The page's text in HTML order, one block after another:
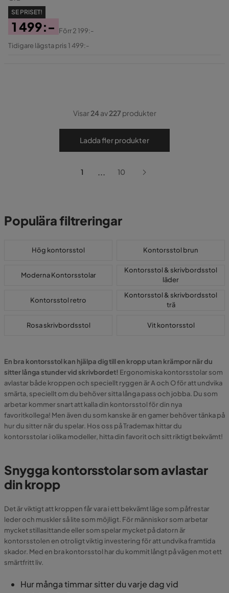
SE PRISET!
Pris
1 499:-
Original
Förr2 199:-
Tidigare lägsta pris 1 499:-
Visar24av227 produkter
Ladda fler produkter
1 ... 10
Populära filtreringar
Hög kontorsstol Kontorsstol brun
Moderna Kontorsstolar
Kontorsstol & skrivbordsstol
läder
Kontorsstol retro
Kontorsstol & skrivbordsstol
trä
Rosa skrivbordsstol Vit kontorsstol
En bra kontorsstol kan hjälpa dig till en kropp utan krämpor när du
sitter långa stunder vid skrivbordet! Ergonomiska kontorsstolar som
avlastar både kroppen och speciellt ryggen är A och O för att undvika
smärta, speciellt om du behöver sitta långa pass och jobba. Du som
arbetar kommer snart att kalla din kontorsstol för din nya
favoritkollega! Men även du som kanske är en gamer behöver tänka på
hur du sitter när du spelar. Hos oss på Trademax hittar du
kontorsstolar i olika modeller, hitta din favorit och sitt riktigt bekvämt!
Snygga kontorsstolar som avlastar
din kropp
Det är viktigt att kroppen får vara i ett bekvämt läge som påfrestar
leder och muskler så lite som möjligt. För människor som arbetar
mycket stillasittande eller som spelar mycket på datorn är
kontorsstolen en otroligt viktig investering för att undvika framtida
skador. Med en bra kontorsstol har du kommit långt på vägen mot ett
smärtfritt liv.
Hur många timmar sitter du varje dag vid